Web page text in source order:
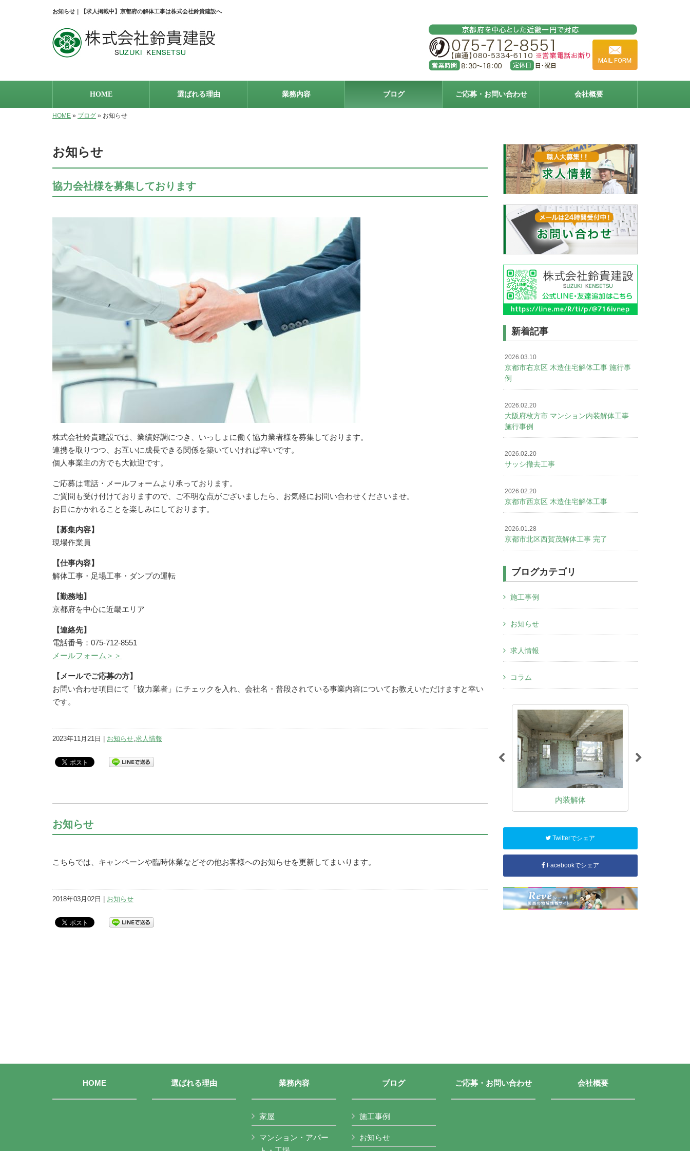
お知らせ｜【求人掲載中】京都府の解体工事は株式会社鈴貴建設へ
HOME 選ばれる理由 業務内容 ブログ ご応募・お問い合わせ 会社概要
HOME » ブログ » お知らせ
お知らせ
協力会社様を募集しております
株式会社鈴貴建設では、業績好調につき、いっしょに働く協力業者様を募集しております。
連携を取りつつ、お互いに成長できる関係を築いていければ幸いです。
個人事業主の方でも大歓迎です。
ご応募は電話・メールフォームより承っております。
ご質問も受け付けておりますので、ご不明な点がございましたら、お気軽にお問い合わせくださいませ。
お目にかかれることを楽しみにしております。
【募集内容】
現場作業員
【仕事内容】
解体工事・足場工事・ダンプの運転
【勤務地】
京都府を中心に近畿エリア
【連絡先】
電話番号：075-712-8551
メールフォーム＞＞
【メールでご応募の方】
お問い合わせ項目にて「協力業者」にチェックを入れ、会社名・普段されている事業内容についてお教えいただけますと幸い
です。
2023年11月21日 | お知らせ,求人情報
お知らせ
こちらでは、キャンペーンや臨時休業などその他お客様へのお知らせを更新してまいります。
2018年03月02日 | お知らせ
新着記事
2026.03.10
京都市右京区 木造住宅解体工事 施行事
例
2026.02.20
大阪府枚方市 マンション内装解体工事
施行事例
2026.02.20
サッシ撤去工事
2026.02.20
京都市西京区 木造住宅解体工事
2026.01.28
京都市北区西賀茂解体工事 完了
ブログカテゴリ
施工事例
お知らせ
求人情報
コラム
内装解体
Twitterでシェア
Facebookでシェア
HOME 選ばれる理由 業務内容
家屋
マンション・アパー
ブログ
施工事例
お知らせ
ご応募・お問い合わせ 会社概要